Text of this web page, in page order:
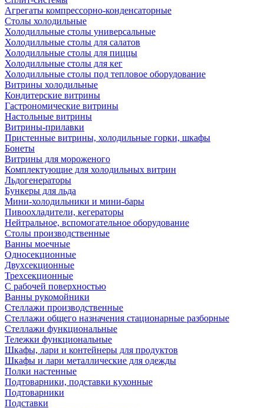
Агрегаты компрессорно-конденсаторные
Столы холодильные
Холодилльные столы универсальные
Холодилльные столы для салатов
Холодилльные столы для пиццы
Холодилльные столы для кег
Холодилльные столы под тепловое оборудование
Витрины холодильные
Кондитерские витрины
Гастрономические витрины
Настольные витрины
Витрины-прилавки
Пристенные витрины, холодильные горки, шкафы
Бонеты
Витрины для мороженого
Комплектующие для холодильных витрин
Льдогенераторы
Бункеры для льда
Мини-холодильники и мини-бары
Пивоохладители, кегераторы
Нейтральное, вспомогательное оборудование
Столы производственные
Ванны моечные
Односекционные
Двухсекционные
Трехсекционные
С рабочей поверхностью
Ванны рукомойники
Стеллажи производственные
Стеллажи общего назначения стационарные разборные
Стеллажи функциональные
Тележки функциональные
Шкафы, лари и контейнеры для продуктов
Шкафы и лари металлические для одежды
Полки настенные
Подтоварники, подставки кухонные
Подтоварники
Подставки